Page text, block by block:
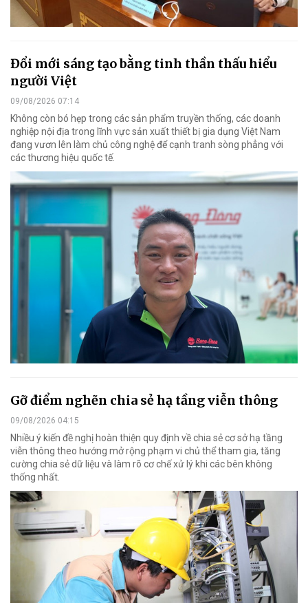
Đổi mới sáng tạo bằng tinh thần thấu hiểu
người Việt
09/08/2026 07:14
Không còn bó hẹp trong các sản phẩm truyền thống, các doanh
nghiệp nội địa trong lĩnh vực sản xuất thiết bị gia dụng Việt Nam
đang vươn lên làm chủ công nghệ để cạnh tranh sòng phẳng với
các thương hiệu quốc tế.
Gỡ điểm nghẽn chia sẻ hạ tầng viễn thông
09/08/2026 04:15
Nhiều ý kiến đề nghị hoàn thiện quy định về chia sẻ cơ sở hạ tầng
viễn thông theo hướng mở rộng phạm vi chủ thể tham gia, tăng
cường chia sẻ dữ liệu và làm rõ cơ chế xử lý khi các bên không
thống nhất.